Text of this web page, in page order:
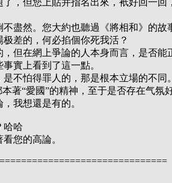
，但您上貼并指名出來，衹好回一回，
盡然。您大約也聽過《將相和》的故
差的，何必掐個你死我活？
但在網上爭論的人本身而言，是否能
實上看到了這一點。
不怕得罪人的，那是根本立場的不同。
本著“愛國”的精神，至于是否存在气氛
我想還是有的。
哈哈
您的高論。